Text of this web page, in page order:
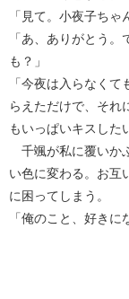
「見て。小夜子ち
「あ、ありがとう
も？」
「今夜は入らなく
らえただけで、それ
もいっぱいキスした
千颯が私に覆いか
い色に変わる。お互
に困ってしまう。
「俺のこと、好きに